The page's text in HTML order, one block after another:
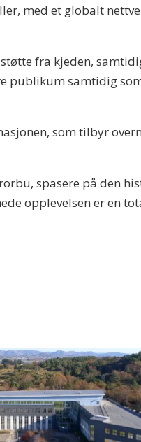
med et globalt
fra kjeden,
publikum samtidig
som tilbyr
spasere på den
opplevelsen er en